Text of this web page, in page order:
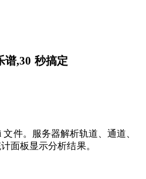
谱,30 秒搞定
件。服务器解析轨道、通道、
面板显示分析结果。